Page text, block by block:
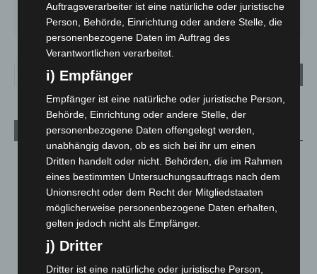
MO.
27°
DI.
24°
MI.
26°
DO.
30°
FR.
32°
Aktuelle Beiträge
Kunst trifft Weingenuss: Barbara-Susann Mehring zeigt ihre
Werke im Jacques’ Wein-Depot Isernhagen
8. August 2026
A2: Zweite Turbobaustelle startet zwischen Hannover-West
und Bothfeld
8. August 2026
Auftragsverarbeiter ist eine natürliche oder juristische
Person, Behörde, Einrichtung oder andere Stelle, die
personenbezogene Daten im Auftrag des
Verantwortlichen verarbeitet.
i) Empfänger
Empfänger ist eine natürliche oder juristische Person,
Behörde, Einrichtung oder andere Stelle, der
personenbezogene Daten offengelegt werden,
unabhängig davon, ob es sich bei ihr um einen
Dritten handelt oder nicht. Behörden, die im Rahmen
eines bestimmten Untersuchungsauftrags nach dem
Unionsrecht oder dem Recht der Mitgliedstaaten
möglicherweise personenbezogene Daten erhalten,
gelten jedoch nicht als Empfänger.
j) Dritter
Dritter ist eine natürliche oder juristische Person,